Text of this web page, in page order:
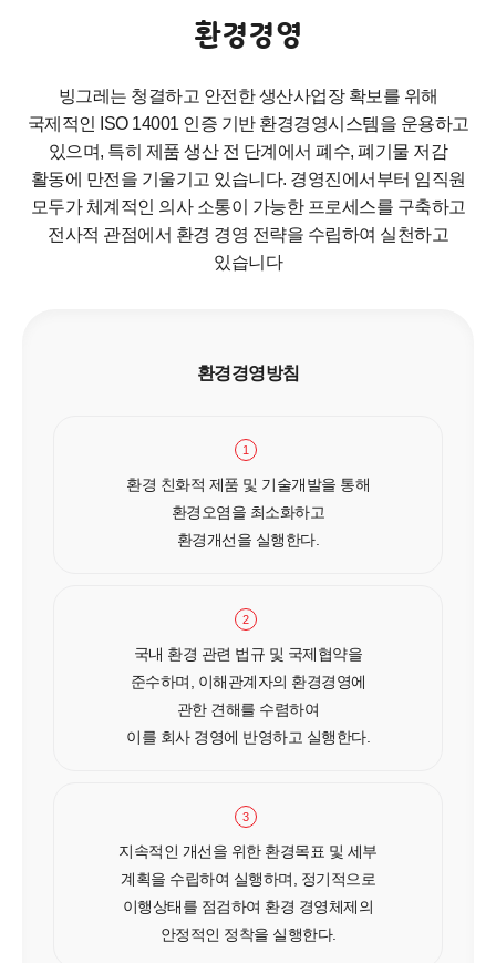
환경경영
빙그레는 청결하고 안전한 생산사업장 확보를 위해
국제적인 ISO 14001 인증 기반 환경경영시스템을 운용하고
있으며, 특히 제품 생산 전 단계에서 폐수, 폐기물 저감
활동에 만전을 기울기고 있습니다. 경영진에서부터 임직원
모두가 체계적인 의사 소통이 가능한 프로세스를 구축하고
전사적 관점에서 환경 경영 전략을 수립하여 실천하고
있습니다
환경경영방침
1
환경 친화적 제품 및 기술개발을 통해
환경오염을 최소화하고
환경개선을 실행한다.
2
국내 환경 관련 법규 및 국제협약을
준수하며, 이해관계자의 환경경영에
관한 견해를 수렴하여
이를 회사 경영에 반영하고 실행한다.
3
지속적인 개선을 위한 환경목표 및 세부
계획을 수립하여 실행하며, 정기적으로
이행상태를 점검하여 환경 경영체제의
안정적인 정착을 실행한다.